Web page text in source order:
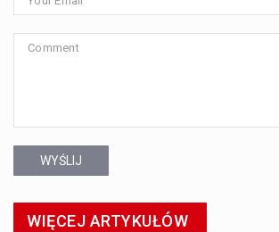
WYŚLIJ
WIĘCEJ ARTYKUŁÓW